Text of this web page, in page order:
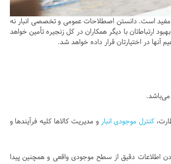
مفید است. دانستن اصطلاحات عمومی و تخصصی انبار نه
ارتباط‌تان با دیگر همکاران‌ در کل زنجیره تأمین خواهد
در اختیارتان قرار داده خواهد شد.
کنترل موجودی انبارو مدیریت کالاها کلیه فرآیندها و
دقیق از سطح موجودی واقعی و همچنین پیدا